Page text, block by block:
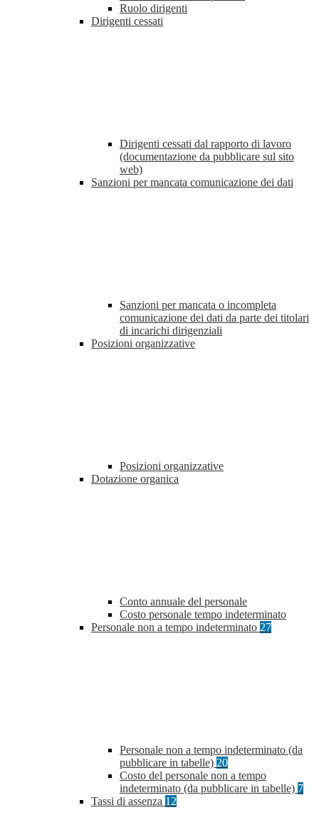
Ruolo dirigenti
Dirigenti cessati
Dirigenti cessati dal rapporto di lavoro
(documentazione da pubblicare sul sito
web)
Sanzioni per mancata comunicazione dei dati
Sanzioni per mancata o incompleta
comunicazione dei dati da parte dei titolari
di incarichi dirigenziali
Posizioni organizzative
Posizioni organizzative
Dotazione organica
Conto annuale del personale
Costo personale tempo indeterminato
Personale non a tempo indeterminato 27
Personale non a tempo indeterminato (da
pubblicare in tabelle) 20
Costo del personale non a tempo
indeterminato (da pubblicare in tabelle) 7
Tassi di assenza 12